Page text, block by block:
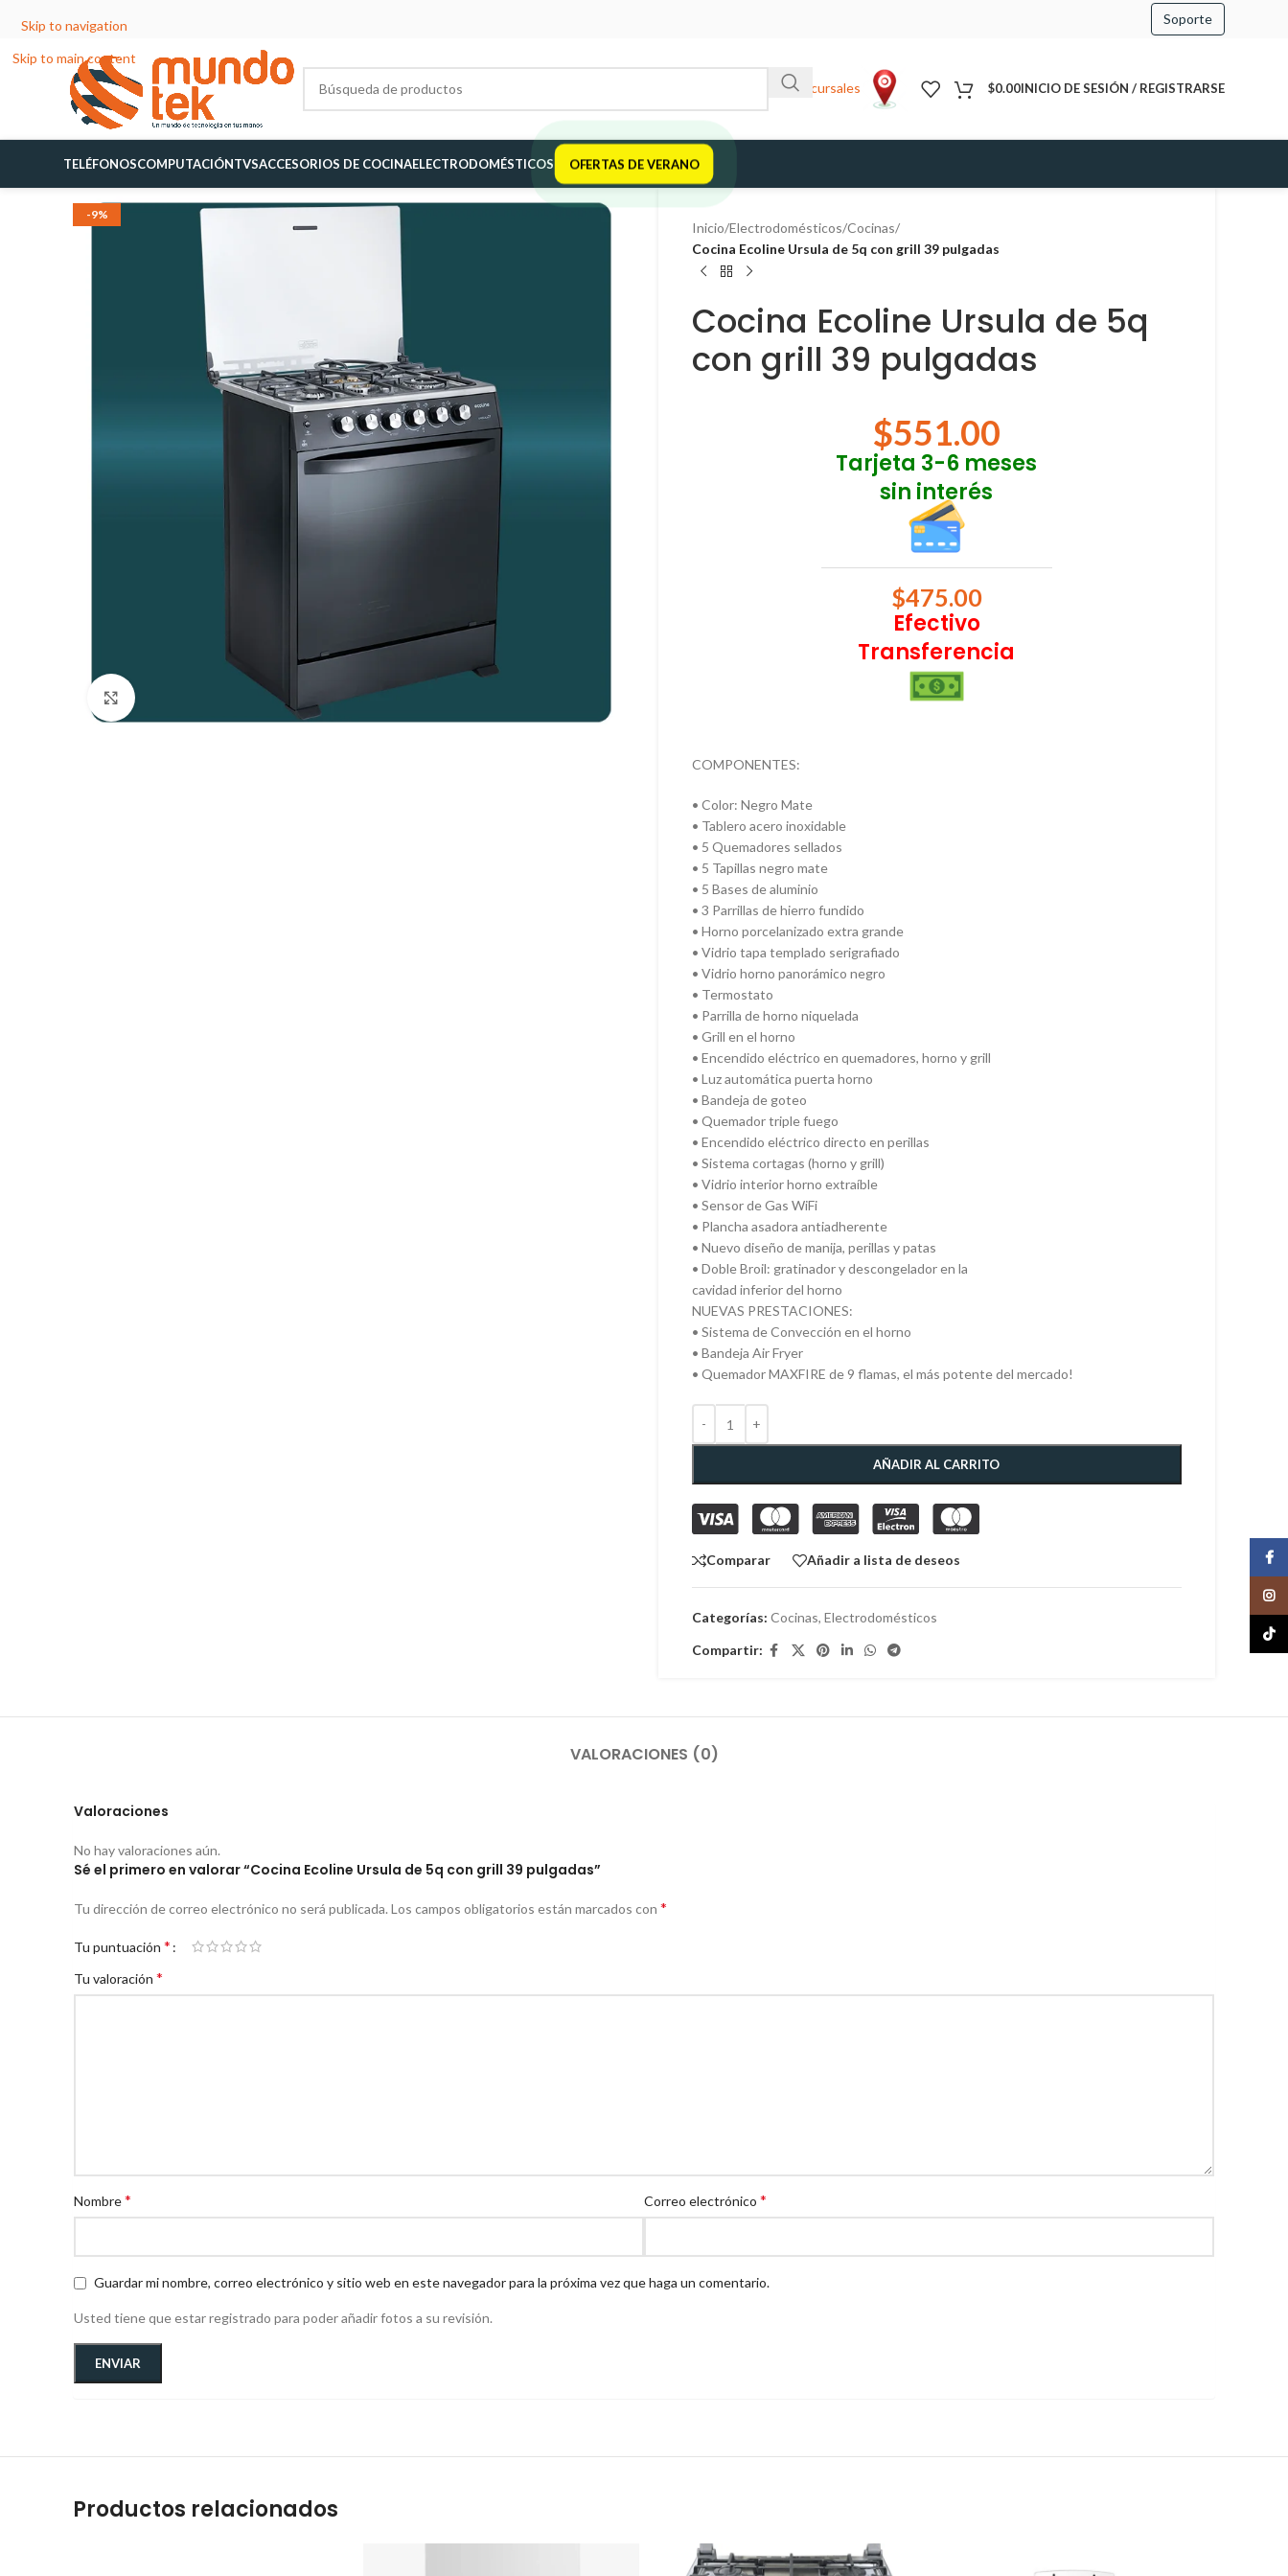
Skip to navigation
Skip to main content
Soporte
Sucursales $0.00INICIO DE SESIÓN / REGISTRARSE
TELÉFONOSCOMPUTACIÓNTVSACCESORIOS DE COCINAELECTRODOMÉSTICOS OFERTAS DE VERANO
-9%
Haga Click para agrandar
Inicio/Electrodomésticos/Cocinas/
Cocina Ecoline Ursula de 5q con grill 39 pulgadas
Cocina Ecoline Ursula de 5q
con grill 39 pulgadas
$551.00
Tarjeta 3-6 meses
sin interés
$475.00
Efectivo
Transferencia
COMPONENTES:
• Color: Negro Mate
• Tablero acero inoxidable
• 5 Quemadores sellados
• 5 Tapillas negro mate
• 5 Bases de aluminio
• 3 Parrillas de hierro fundido
• Horno porcelanizado extra grande
• Vidrio tapa templado serigrafiado
• Vidrio horno panorámico negro
• Termostato
• Parrilla de horno niquelada
• Grill en el horno
• Encendido eléctrico en quemadores, horno y grill
• Luz automática puerta horno
• Bandeja de goteo
• Quemador triple fuego
• Encendido eléctrico directo en perillas
• Sistema cortagas (horno y grill)
• Vidrio interior horno extraíble
• Sensor de Gas WiFi
• Plancha asadora antiadherente
• Nuevo diseño de manija, perillas y patas
• Doble Broil: gratinador y descongelador en la
cavidad inferior del horno
NUEVAS PRESTACIONES:
• Sistema de Convección en el horno
• Bandeja Air Fryer
• Quemador MAXFIRE de 9 flamas, el más potente del mercado!
AÑADIR AL CARRITO
Comparar Añadir a lista de deseos
Categorías: Cocinas, Electrodomésticos
Compartir:
VALORACIONES (0)
Valoraciones
No hay valoraciones aún.
Sé el primero en valorar “Cocina Ecoline Ursula de 5q con grill 39 pulgadas”
Tu dirección de correo electrónico no será publicada. Los campos obligatorios están marcados con *
Tu puntuación *
Tu valoración *
Nombre* Correo electrónico *
Guardar mi nombre, correo electrónico y sitio web en este navegador para la próxima vez que haga un comentario.
Usted tiene que estar registrado para poder añadir fotos a su revisión.
Productos relacionados